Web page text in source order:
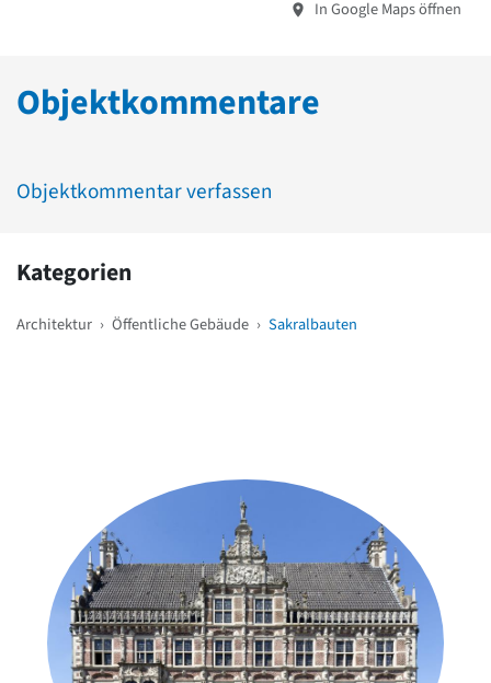
In Google Maps öffnen
Objektkommentare
Objektkommentar verfassen
Kategorien
Architektur › Öffentliche Gebäude › Sakralbauten